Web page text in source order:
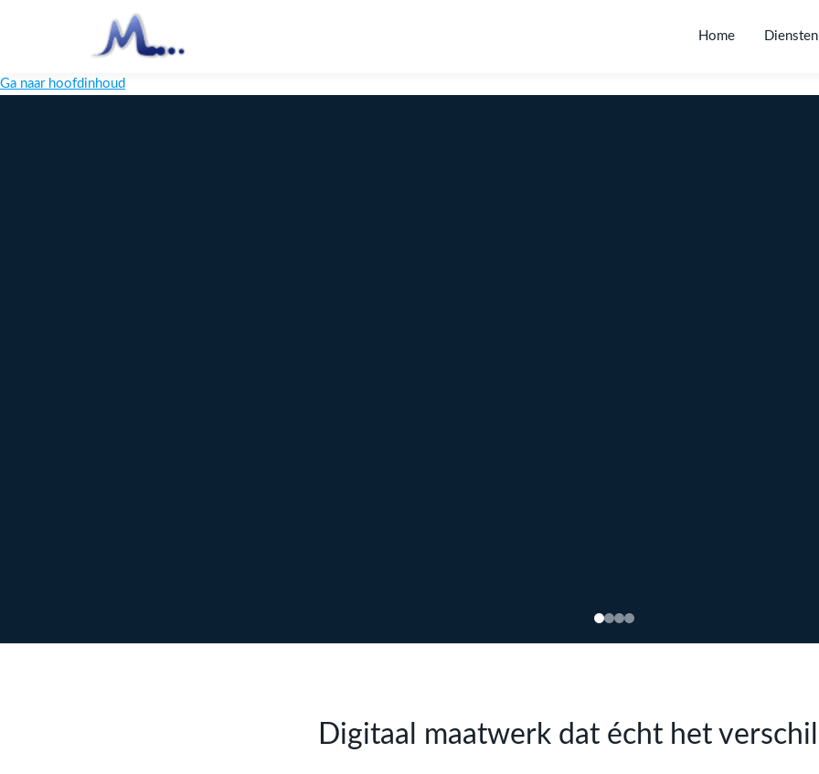
Home Diensten
Ga naar hoofdinhoud
Digitaal maatwerk dat écht het